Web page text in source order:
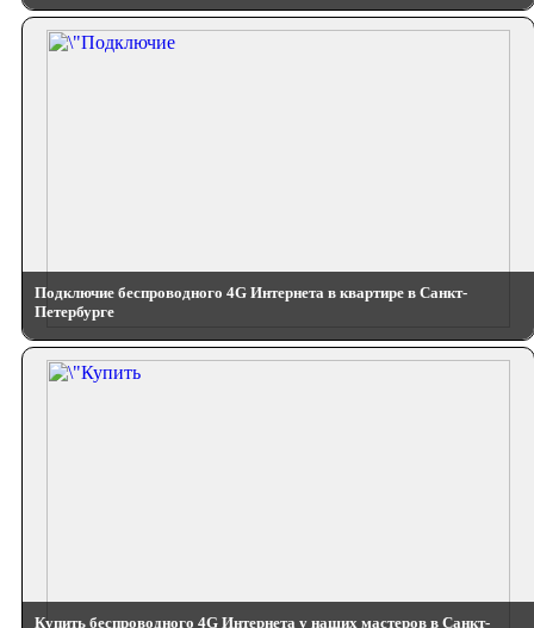
Подключие беспроводного 4G Интернета в квартире в Санкт-
Петербурге
Купить беспроводного 4G Интернета у наших мастеров в Санкт-